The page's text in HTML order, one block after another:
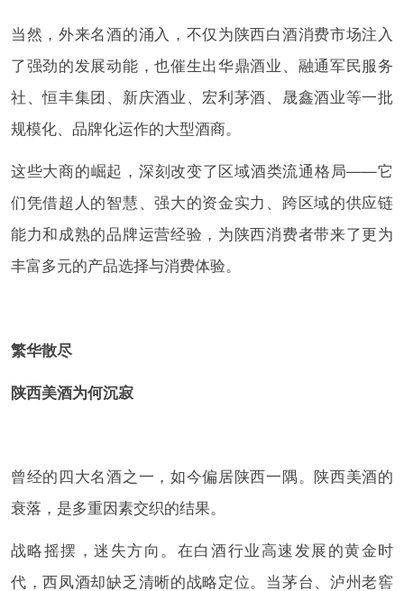
当然，外来名酒的涌入，不仅为陕西白酒消费市场注入
了强劲的发展动能，也催生出华鼎酒业、融通军民服务
社、恒丰集团、新庆酒业、宏利茅酒、晟鑫酒业等一批
规模化、品牌化运作的大型酒商。
这些大商的崛起，深刻改变了区域酒类流通格局——它
们凭借超人的智慧、强大的资金实力、跨区域的供应链
能力和成熟的品牌运营经验，为陕西消费者带来了更为
丰富多元的产品选择与消费体验。
繁华散尽
陕西美酒为何沉寂
曾经的四大名酒之一，如今偏居陕西一隅。陕西美酒的
衰落，是多重因素交织的结果。
战略摇摆，迷失方向。在白酒行业高速发展的黄金时
代，西凤酒却缺乏清晰的战略定位。当茅台、泸州老窖